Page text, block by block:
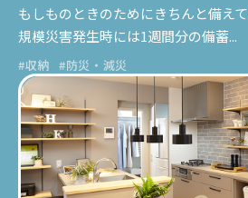
もしものときのためにきちんと備え
規模災害発生時には1週間分の備蓄...
#収納 #防災・減災